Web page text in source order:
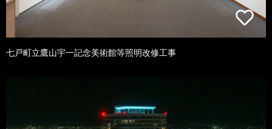
七戸町立鷹山宇一記念美術館等照明改修工事